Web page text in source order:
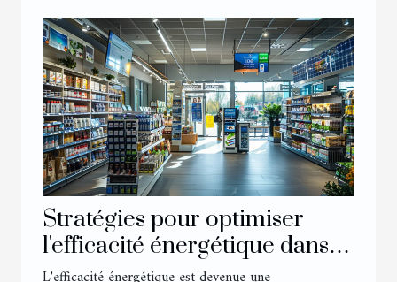
Stratégies pour optimiser
l'efficacité énergétique dans
les commerces